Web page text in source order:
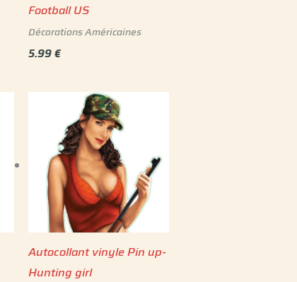
Football US
Décorations Américaines
5.99€
Autocollant vinyle Pin up-
Hunting girl